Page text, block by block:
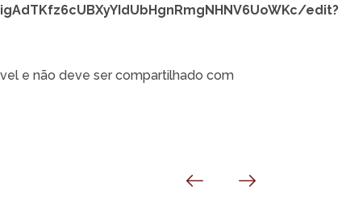
edit?
e não deve ser compartilhado com